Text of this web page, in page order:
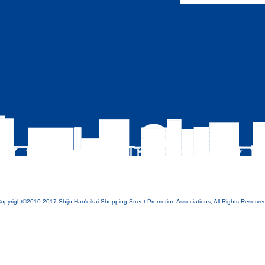
2017 Shijo Han'eikai Shopping Street Promotion Associations, All Rights